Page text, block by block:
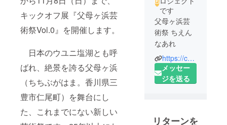
キックオフ展『父母ヶ浜芸
術祭Vol.0』を開催します。
日本のウユニ塩湖とも呼
ばれ、絶景を誇る父母ヶ浜
（ちちぶがはま。香川県三
豊市仁尾町）を舞台にし
た、これまでにない新しい
です
父母ヶ浜芸
術祭 ちえん
なあれ
私たちの
名称「ちえ
心が結ぶ
https://chichibu-artfest.org/
メッセー
ジを送る
リターンを